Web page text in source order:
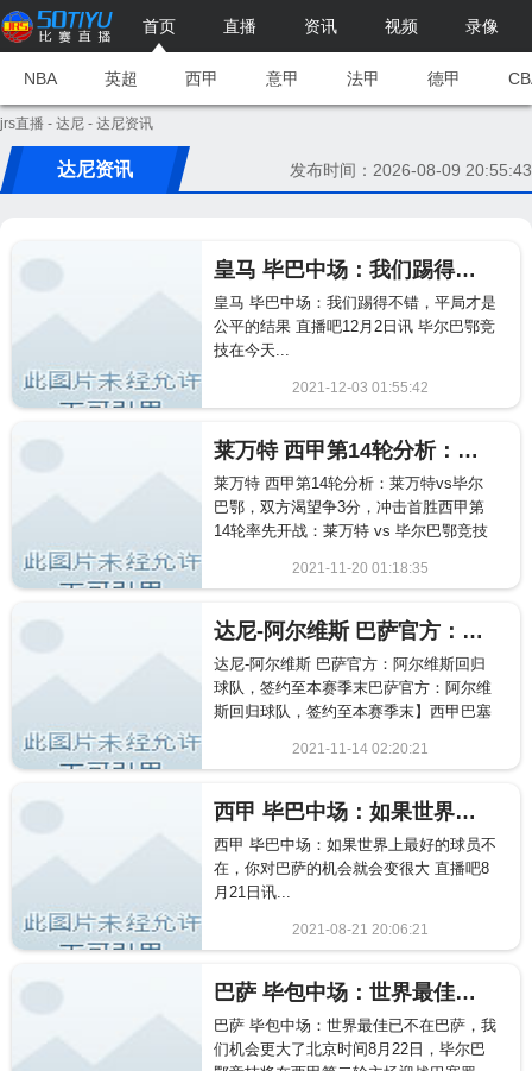
首页 直播 资讯 视频 录像
NBA 英超 西甲 意甲 法甲 德甲
jrs直播 - 达尼 - 达尼资讯
达尼资讯 发布时间：2026-08-09 20:55:43
皇马 毕巴中场：我们踢得不错，平局才是公平的结果
皇马 毕巴中场：我们踢得不错，平局才是
公平的结果 直播吧12月2日讯 毕尔巴鄂竞
技在今天...
2021-12-03 01:55:42
2146
莱万特 西甲第14轮分析：莱万特vs毕尔巴鄂，双方渴望争3分，冲击首胜
莱万特 西甲第14轮分析：莱万特vs毕尔
巴鄂，双方渴望争3分，冲击首胜西甲第
14轮率先开战：莱万特 vs 毕尔巴鄂竞技
2021-11-20 01:18:35
2123
达尼-阿尔维斯 巴萨官方：阿尔维斯回归球队，签约至本赛季末
达尼-阿尔维斯 巴萨官方：阿尔维斯回归
球队，签约至本赛季末巴萨官方：阿尔维
斯回归球队，签约至本赛季末】西甲巴塞
2021-11-14 02:20:21
1680
西甲 毕巴中场：如果世界上最好的球员不在，你对巴萨的机会就会变很大
西甲 毕巴中场：如果世界上最好的球员不
在，你对巴萨的机会就会变很大 直播吧8
月21日讯...
2021-08-21 20:06:21
1261
巴萨 毕包中场：世界最佳已不在巴萨，我们机会更大了
巴萨 毕包中场：世界最佳已不在巴萨，我
们机会更大了北京时间8月22日，毕尔巴